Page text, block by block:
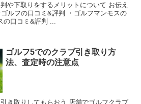
下取りをするメリットについて お伝え
ゴルフ5でのクラブ引き取り方
法、査定時の注意点
き取りしてもらおう 店舗でゴルフクラブ